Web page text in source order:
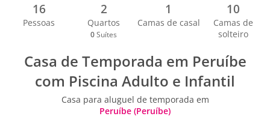
16
Pessoas
2
Quartos
0 Suítes
1
Camas de casal
10
Camas de
solteiro
Casa de Temporada em Peruíbe
com Piscina Adulto e Infantil
Casa para aluguel de temporada em
Peruíbe (Peruíbe)